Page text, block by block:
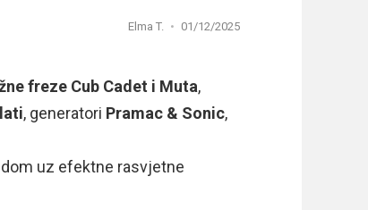
Elma T. 01/12/2025
freze Cub Cadet i Muta,
, generatori Pramac & Sonic,
uz efektne rasvjetne